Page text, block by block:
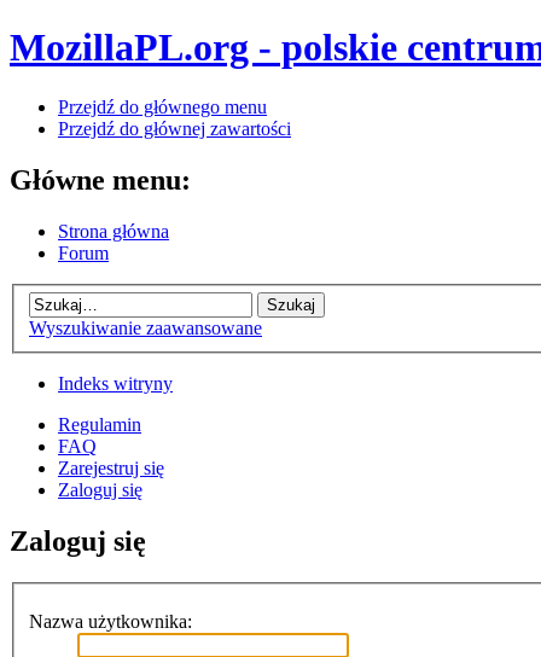
MozillaPL.org - polskie
Przejdź do głównego menu
Przejdź do głównej zawartości
Główne menu:
Strona główna
Forum
Wyszukiwanie zaawansowane
Indeks witryny
Regulamin
FAQ
Zarejestruj się
Zaloguj się
Zaloguj się
Nazwa użytkownika: